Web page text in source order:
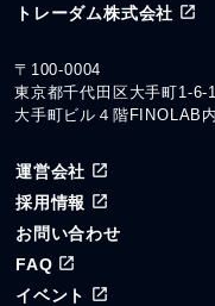
トレーダム株式会社
〒100-0004
東京都千代田区大手町1-6-1
大手町ビル４階FINOLAB内
運営会社
採用情報
お問い合わせ
FAQ
イベント